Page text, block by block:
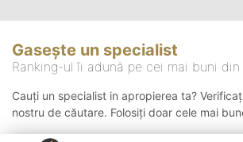
Gasește un specialist
Ranking-ul îi adună pe cei mai buni
Cauți un specialist in apropierea ta?
nostru de căutare. Folosiți doar cele mai